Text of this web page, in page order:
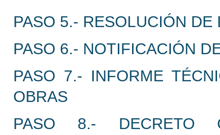
PASO 5.- RESOLUCIÓN DE
PASO 6.- NOTIFICACIÓN
PASO 7.- INFORME
OBRAS
PASO 8.- DECRETO